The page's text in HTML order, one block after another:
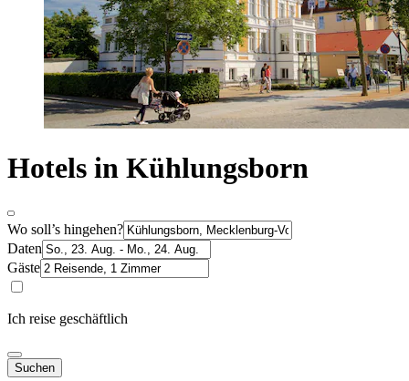
Hotels in Kühlungsborn
Wo soll’s hingehen?
Daten
Gäste
Ich reise geschäftlich
Suchen